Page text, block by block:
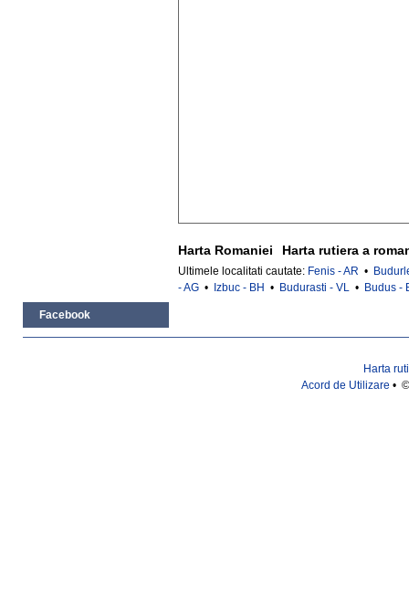
Facebook
Harta Romaniei Harta rutiera a
Ultimele localitati cautate: Fenis - AR •
- AG • Izbuc - BH • Budurasti - VL • Budus -
Harta
Acord de Utilizare •